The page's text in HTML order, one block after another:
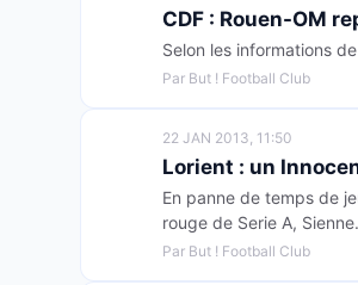
CDF : Rouen-OM
Selon les informations
Par But ! Football Club
22 JAN 2013, 11:50
Lorient : un
En panne de temps de
rouge de Serie A, Sienne.
Par But ! Football Club